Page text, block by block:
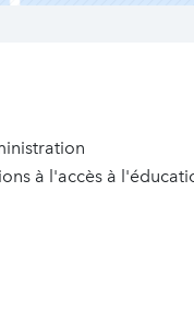
à l'accès à